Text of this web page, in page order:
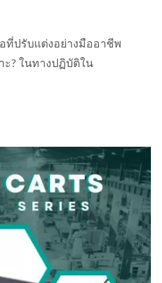
ที่ปรับแต่งอย่างมืออาชีพ
? ในทางปฏิบัติใน